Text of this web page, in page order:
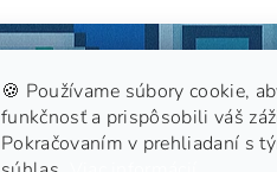
🍪 Používame súbory cookie,
funkčnosť a prispôsobili váš
Pokračovaním v prehliadaní s